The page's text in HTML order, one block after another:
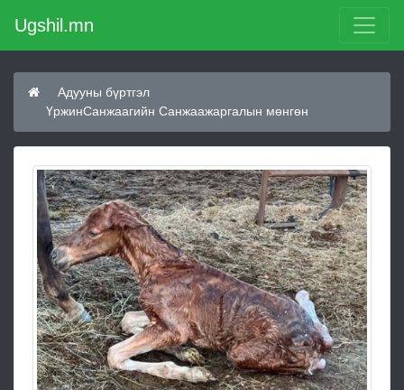
Ugshil.mn
Адууны бүртгэл
ҮржинСанжаагийн Санжаажаргалын мөнгөн